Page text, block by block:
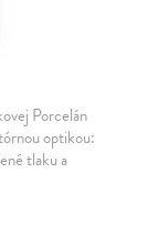
Porcelán
optikou:
tlaku a